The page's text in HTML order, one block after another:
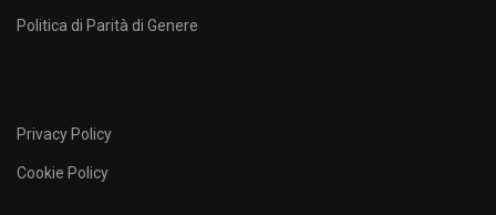
Politica di Parità di Genere
Privacy Policy
Cookie Policy